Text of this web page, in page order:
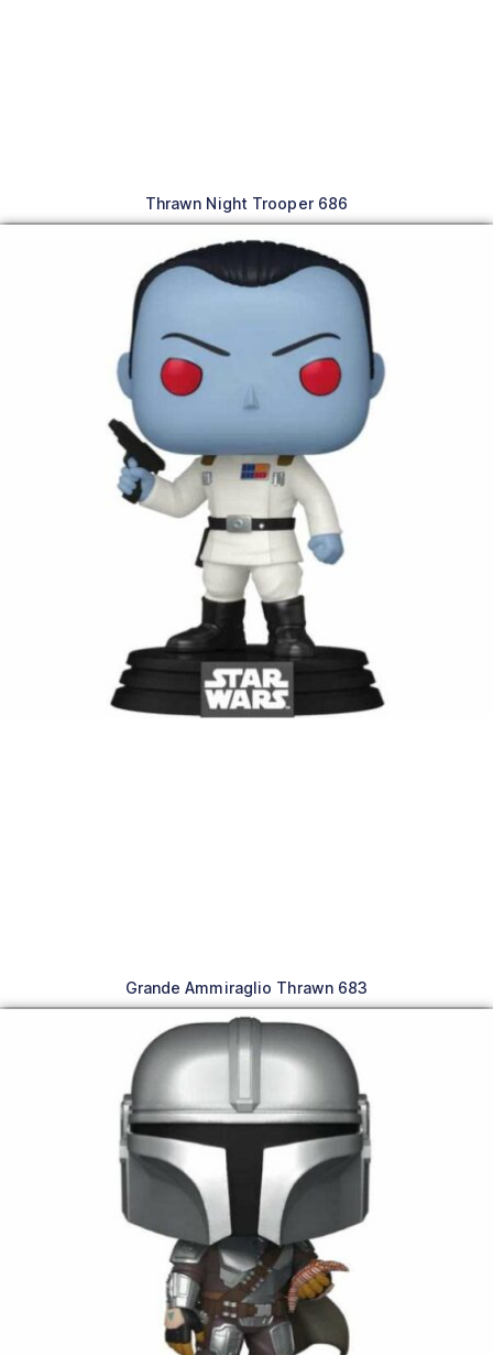
Thrawn Night Trooper 686
Grande Ammiraglio Thrawn 683